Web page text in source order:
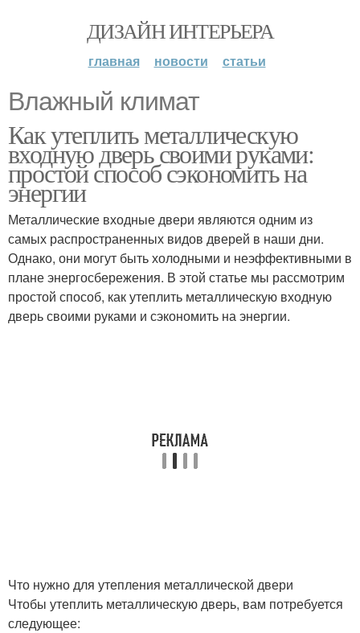
ДИЗАЙН ИНТЕРЬЕРА
главная новости статьи
Влажный климат
Как утеплить металлическую
входную дверь своими руками:
простой способ сэкономить на
энергии
Металлические входные двери являются одним из
самых распространенных видов дверей в наши дни.
Однако, они могут быть холодными и неэффективными в
плане энергосбережения. В этой статье мы рассмотрим
простой способ, как утеплить металлическую входную
дверь своими руками и сэкономить на энергии.
Что нужно для утепления металлической двери
Чтобы утеплить металлическую дверь, вам потребуется
следующее: